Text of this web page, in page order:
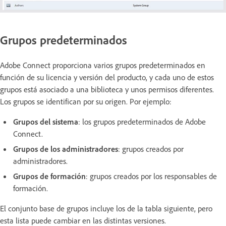
Grupos predeterminados
Adobe Connect proporciona varios grupos predeterminados en
función de su licencia y versión del producto, y cada uno de estos
grupos está asociado a una biblioteca y unos permisos diferentes.
Los grupos se identifican por su origen. Por ejemplo:
Grupos del sistema: los grupos predeterminados de Adobe
Connect.
Grupos de los administradores: grupos creados por
administradores.
Grupos de formación: grupos creados por los responsables de
formación.
El conjunto base de grupos incluye los de la tabla siguiente, pero
esta lista puede cambiar en las distintas versiones.